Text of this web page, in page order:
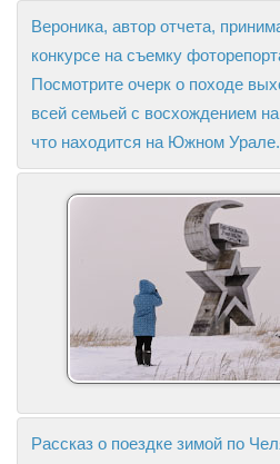
Вероника, автор отчета,
конкурсе на съемку
Посмотрите очерк о походе
всей семьей с восхождением на
что находится на Южном Урале.
Рассказ о поездке зимой по